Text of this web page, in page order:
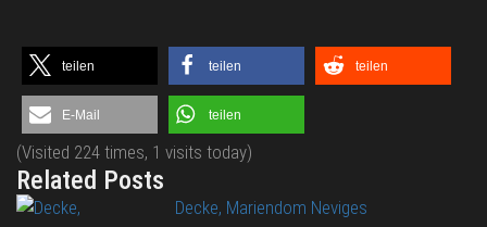
teilen teilen teilen
E-Mail teilen
(Visited 224 times, 1 visits today)
Related Posts
Decke, Mariendom Neviges